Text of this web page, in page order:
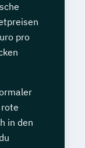
pro
in den